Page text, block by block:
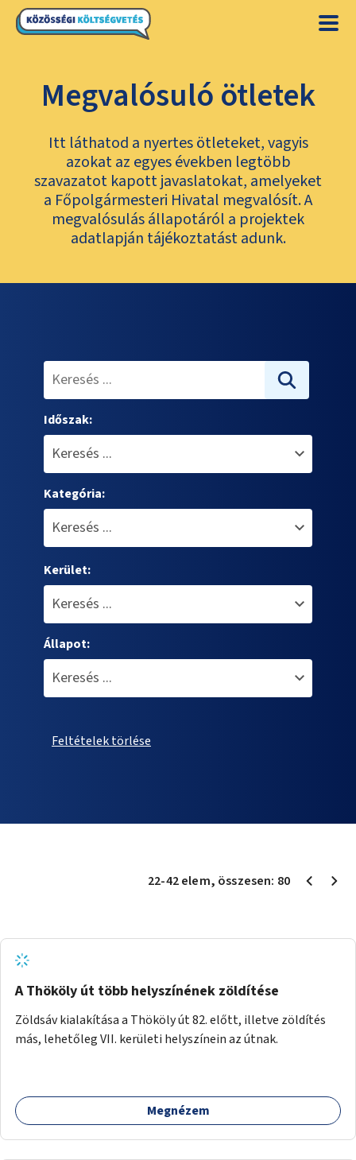
Megvalósuló ötletek
Itt láthatod a nyertes ötleteket, vagyis
azokat az egyes években legtöbb
szavazatot kapott javaslatokat, amelyeket
a Főpolgármesteri Hivatal megvalósít. A
megvalósulás állapotáról a projektek
adatlapján tájékoztatást adunk.
Időszak:
Kategória:
Kerület:
Állapot:
Feltételek törlése
22-42elem, összesen: 80
A Thököly út több helyszínének zöldítése
Zöldsáv kialakítása a Thököly út 82. előtt, illetve zöldítés
más, lehetőleg VII. kerületi helyszínein az útnak.
Megnézem